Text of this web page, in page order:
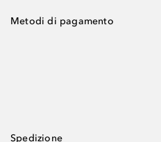
Metodi di pagamento
Spedizione